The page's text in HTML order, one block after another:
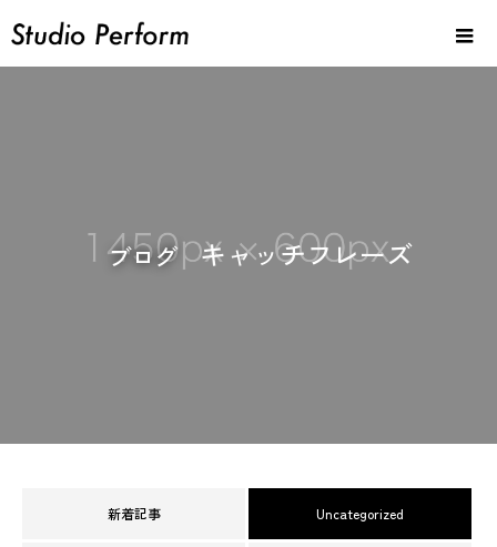
ブログ キ ャッチフレーズ
新着記事 Uncategorized